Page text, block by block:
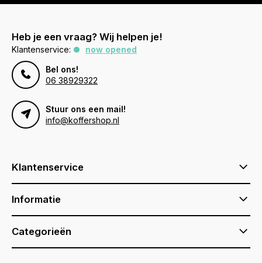
Heb je een vraag? Wij helpen je!
Klantenservice:
now opened
Bel ons!
06 38929322
Stuur ons een mail!
info@koffershop.nl
Klantenservice
Informatie
Categorieën